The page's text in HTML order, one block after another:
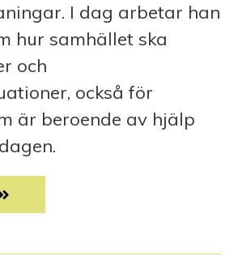
I dag arbetar han
hur samhället ska
och
också för
är beroende av hjälp
BEREDSKAP BÖRJAR